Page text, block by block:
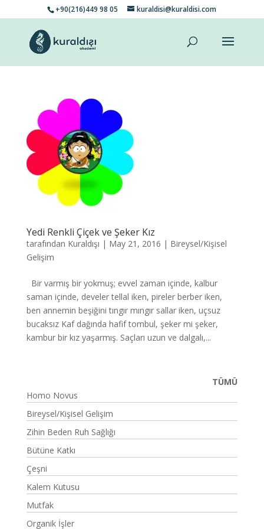
+90(216)449 98 05 kuraldisi@kuraldisi.com
Yedi Renkli Çiçek ve Şeker Kız
tarafından Kuraldışı | May 21, 2016 | Bireysel/Kişisel
Gelişim
Bir varmış bir yokmuş; evvel za­man içinde, kalbur
saman içinde, develer tellal iken, pireler berber iken,
ben annemin beşiğini tıngır mıngır sallar iken, uçsuz
bucaksız Kaf dağında hafif tombul, şeker mi şeker,
kambur bir kız yaşarmış. Saçları uzun ve dalgalı,...
TÜMÜ
Homo Novus
Bireysel/Kişisel Gelişim
Zihin Beden Ruh Sağlığı
Bütüne Katkı
Çeşni
Kalem Kutusu
Mutfak
Organik İşler